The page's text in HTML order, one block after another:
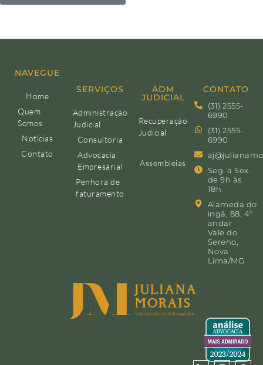
NAVEGUE
Home
Quem
Somos
Notícias
Contato
SERVIÇOS
Administração
Judicial
Consultoria
Advocacia
Empresarial
Penhora de
faturamento
ADM
JUDICIAL
Recuperação
Judicial
Assembleias
CONTATO
(31) 2555-
6990
(31) 2555-
6990
Seg. a Sex.
de 9h às
18h
Alameda do
ingá, 88, 4º
andar
Vale do
Sereno,
Nova
Lima/MG